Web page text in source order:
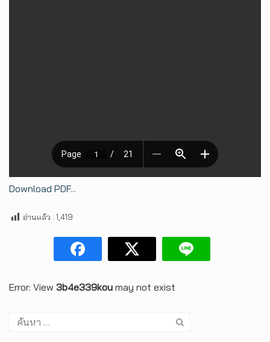
Download PDF...
อ่านแล้ว : 1,419
Error: View 3b4e339kou may not exist